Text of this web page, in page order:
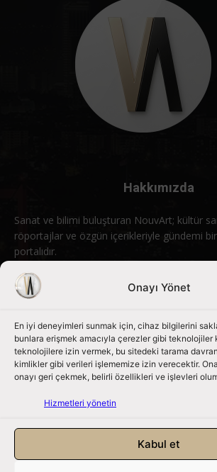
Onayı Yönet
En iyi deneyimleri sunmak için, cihaz bilgilerini
bunlara erişmek amacıyla çerezler gibi teknolojiler
teknolojilere izin vermek, bu sitedeki tarama
kimlikler gibi verileri işlememize izin verecektir.
onayı geri çekmek, belirli özellikleri ve işlevleri
Hizmetleri yönetin
Kabul et
Hakkımızda
Sanat ve bilimi buluşturan NouvArt; kültür
röportajlar ve özgün içerikleriyle gündemi
portalıdır.
Bizimle iletişime geçin: info@nouvart.net
Bizi Takip Edin